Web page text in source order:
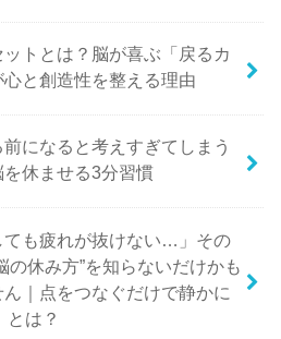
トとは？脳が喜ぶ「戻るカ
心と創造性を整える理由
になると考えすぎてしまう
休ませる3分習慣
ても疲れが抜けない…」その
の休み方”を知らないだけかも
ん｜点をつなぐだけで静かに
とは？